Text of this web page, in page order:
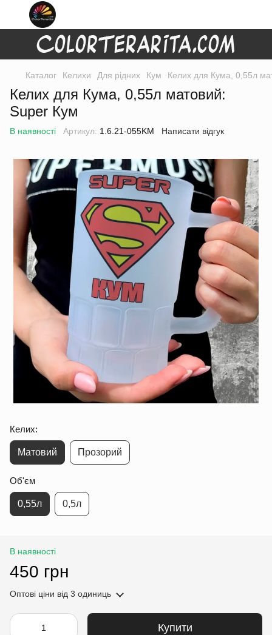
Каталог Келихи Для рідних Кум Келих для Кума, 0,55л
Келих для Кума, 0,55л матовий:
Super Кум
В наявності Артикул: 1.6.21-055KM Написати відгук
Келих:
Матовий Прозорий
Об'єм
0,55л 0,5л
В наявності
450 грн
Оптові ціни від 3 одиниць
Купити